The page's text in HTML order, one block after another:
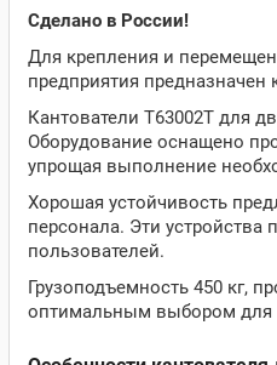
Сделано в России!
Для крепления и
предприятия предназначен
Кантователи T63002T для
Оборудование оснащено
упрощая выполнение
Хорошая устойчивость
персонала. Эти
пользователей.
Грузоподъемность 450 кг,
оптимальным выбором для